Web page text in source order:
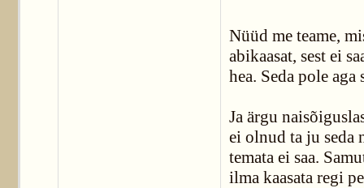
Nüüd me teame,
abikaasat, sest ei
hea. Seda pole aga
Ja ärgu
ei olnud ta ju seda
temata ei saa.
ilma kaasata regi